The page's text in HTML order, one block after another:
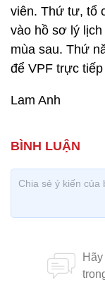
viên. Thứ tư, tổ
vào hồ sơ lý
mùa sau. Thứ
để VPF trực
Lam Anh